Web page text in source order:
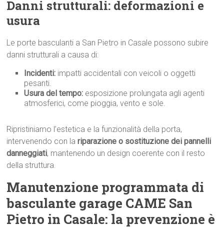
Danni strutturali: deformazioni e
usura
Le porte basculanti a San Pietro in Casale possono subire
danni strutturali a causa di:
Incidenti: impatti accidentali con veicoli o oggetti
pesanti.
Usura del tempo: esposizione prolungata agli agenti
atmosferici, come pioggia, vento e sole.
Ripristiniamo l’estetica e la funzionalità della porta,
intervenendo con lariparazione o sostituzione dei pannelli
danneggiati, mantenendo un design coerente con il resto
della struttura.
Manutenzione programmata di
basculante garage CAME San
Pietro in Casale: la prevenzione è